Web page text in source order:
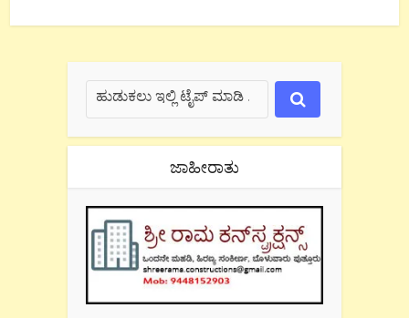
ಜಾಹೀರಾತು